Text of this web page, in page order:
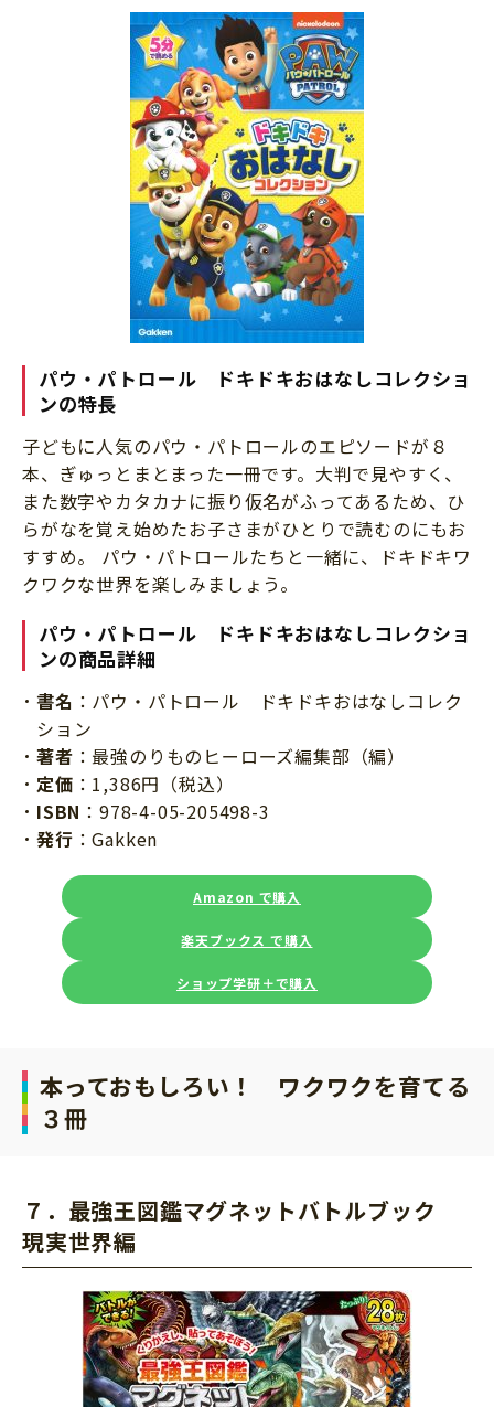
パウ・パトロール ドキドキおはなしコレクショ
ンの特長
子どもに人気のパウ・パトロールのエピソードが８
本、ぎゅっとまとまった一冊です。大判で見やすく、
また数字やカタカナに振り仮名がふってあるため、ひ
らがなを覚え始めたお子さまがひとりで読むのにもお
すすめ。 パウ・パトロールたちと一緒に、ドキドキワ
クワクな世界を楽しみましょう。
パウ・パトロール ドキドキおはなしコレクショ
ンの商品詳細
書名 ：パウ・パトロール ドキドキおはなしコレク
ション
著者 ：最強のりものヒーローズ編集部（編）
定価 ：1,386円（税込）
ISBN ：978-4-05-205498-3
発行 ：Gakken
Amazon で購入
楽天ブックス で購入
ショップ学研＋で購入
本っておもしろい！ ワクワクを育てる
３冊
７． 最強王図鑑マグネットバトルブック
現実世界編